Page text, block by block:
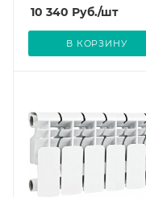
10 340 Руб./шт
В КОРЗИНУ